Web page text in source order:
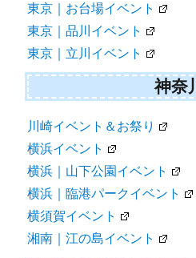
東京｜お台場イベント
東京｜品川イベント
東京｜立川イベント
神奈川
川崎イベント＆お祭り
横浜イベント
横浜｜山下公園イベント
横浜｜臨港パークイベント
横須賀イベント
湘南｜江の島イベント